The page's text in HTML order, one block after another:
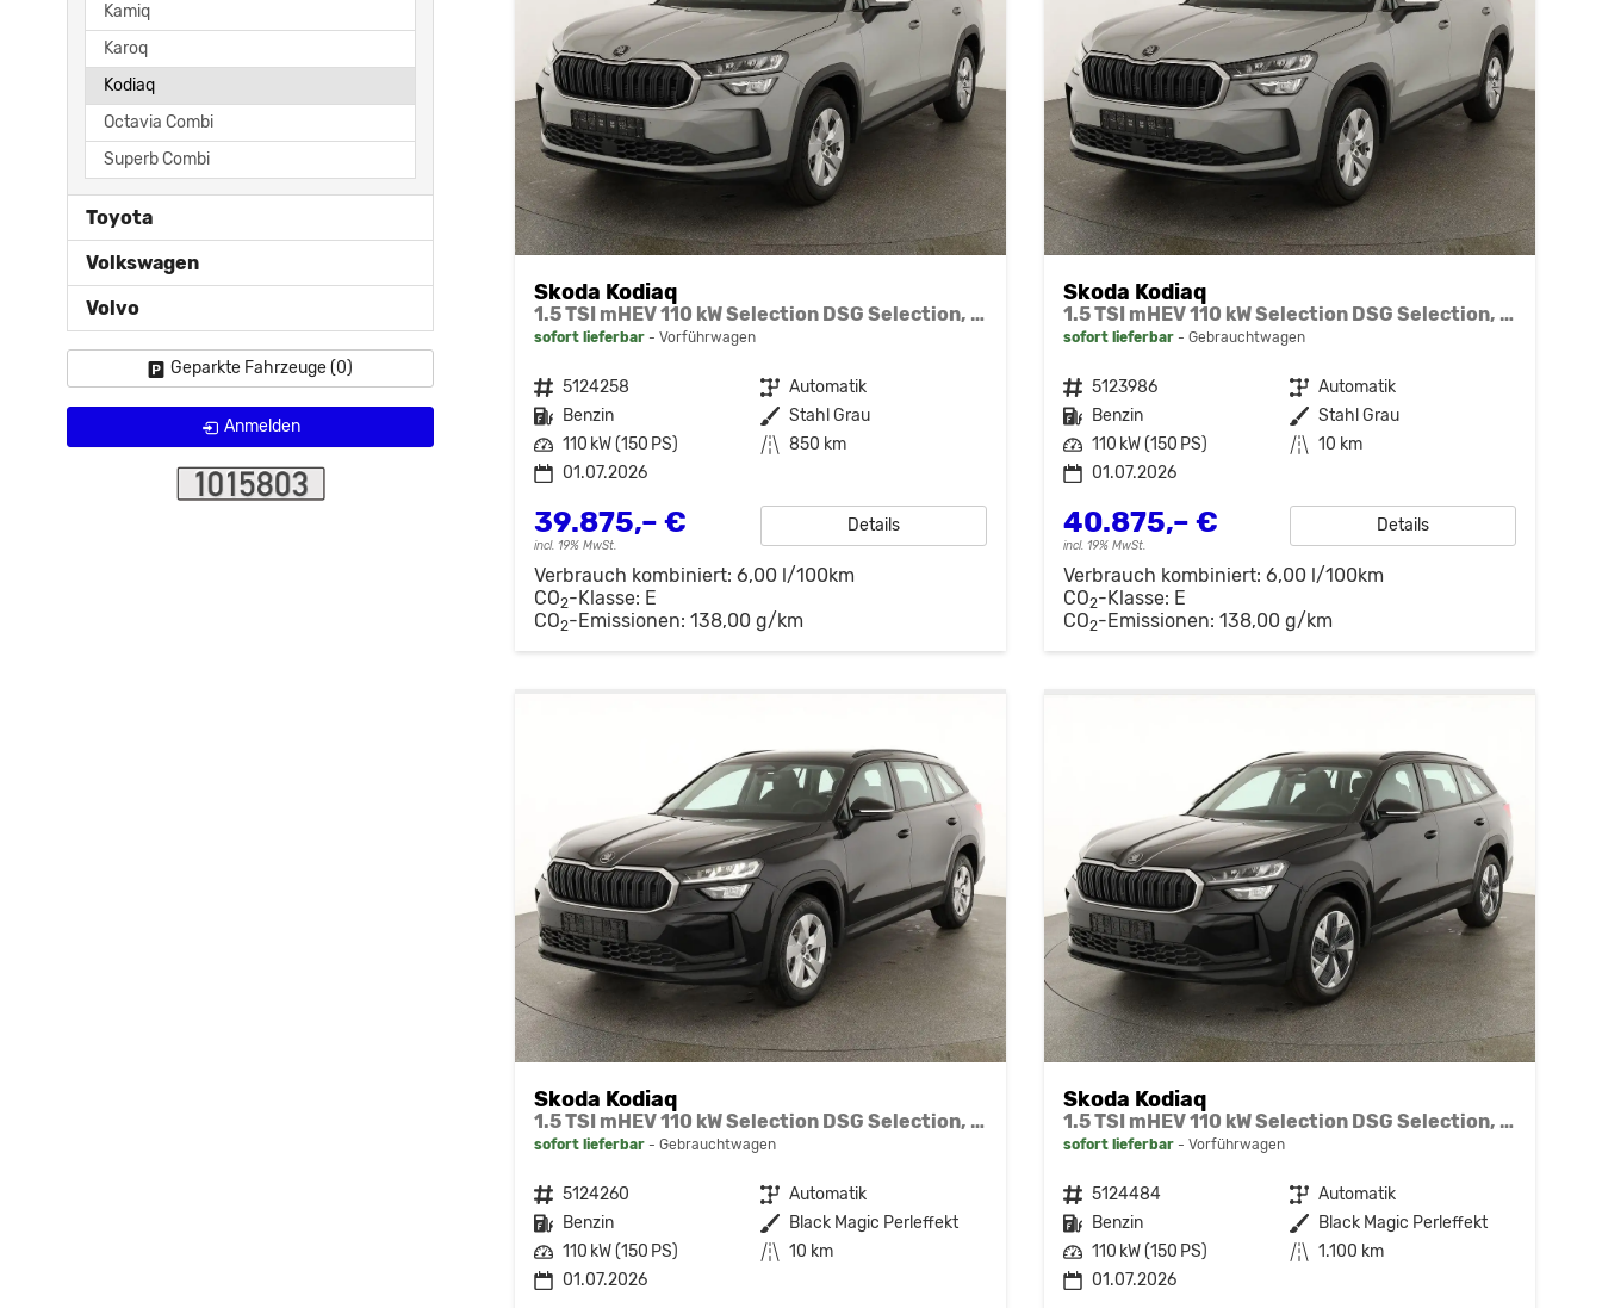
Skoda Kodiaq
1.5 TSI mHEV 110 kW Selection DSG Selection, AHK, Navi, Side, Kamera, Winter, 4 J.- Garantie
sofort lieferbar Vorführwagen
Fahrzeugnr. 5124258 Getriebe Automatik
Kraftstoff Benzin Außenfarbe Stahl Grau
Leistung 110 kW (150 PS) Kilometerstand 850 km
01.07.2026
39.875,– €
incl. 19% MwSt.
Details
Verbrauch kombiniert: 6,00 l/100km
CO2-Klasse: E
CO2-Emissionen: 138,00 g/km
Skoda Kodiaq
1.5 TSI mHEV 110 kW Selection DSG Selection, AHK, Navi, Side, Kamera, Winter, 4 J.- Garantie
sofort lieferbar Gebrauchtwagen
Fahrzeugnr. 5123986 Getriebe Automatik
Kraftstoff Benzin Außenfarbe Stahl Grau
Leistung 110 kW (150 PS) Kilometerstand 10 km
01.07.2026
40.875,– €
incl. 19% MwSt.
Details
Verbrauch kombiniert: 6,00 l/100km
CO2-Klasse: E
CO2-Emissionen: 138,00 g/km
Skoda Kodiaq
1.5 TSI mHEV 110 kW Selection DSG Selection, AHK, Navi, Side, Kamera, Winter, 4 J.- Garantie
sofort lieferbar Gebrauchtwagen
Fahrzeugnr. 5124260 Getriebe Automatik
Kraftstoff Benzin Außenfarbe Black Magic Perleffekt
Leistung 110 kW (150 PS) Kilometerstand 10 km
01.07.2026
Skoda Kodiaq
1.5 TSI mHEV 110 kW Selection DSG Selection, 7-Sitzer, AHK, Navi, Side, Kamera, Winter, 4 J.- Garantie
sofort lieferbar Vorführwagen
Fahrzeugnr. 5124484 Getriebe Automatik
Kraftstoff Benzin Außenfarbe Black Magic Perleffekt
Leistung 110 kW (150 PS) Kilometerstand 1.100 km
01.07.2026
Kamiq
Karoq
Kodiaq
Octavia Combi
Superb Combi
Toyota
Volkswagen
Volvo
Geparkte Fahrzeuge (0)
Anmelden